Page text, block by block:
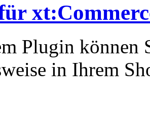
Plugin können
in Ihrem